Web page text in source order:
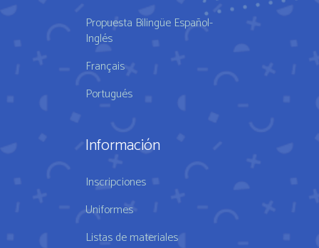
Propuesta Bilingüe Español-
Inglés
Français
Portugués
Información
Inscripciones
Uniformes
Listas de materiales